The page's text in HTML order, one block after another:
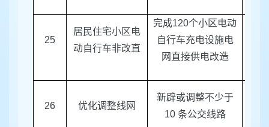
25
居民住宅小区电
动自行车非改直
完成120个小区电动
自行车充电设施电
网直接供电改造
26 优化调整线网
新辟或调整不少于
10 条公交线路